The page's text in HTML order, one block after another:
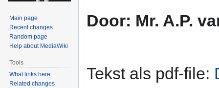
toto
Door: Mr. A.P.
Tekst als pdf-file:
Main page
Recent changes
Random page
Help about MediaWiki
Tools
What links here
Related changes